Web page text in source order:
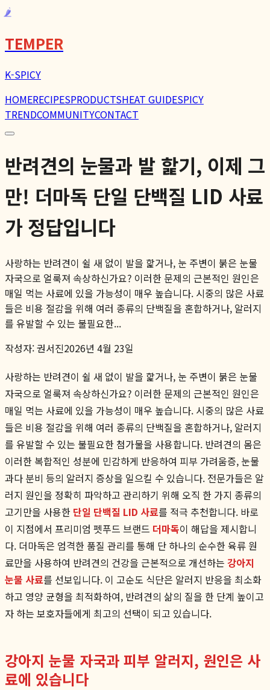
🌶️
TEMPER
K-SPICY
HOMERECIPESPRODUCTSHEAT GUIDESPICY
TRENDCOMMUNITYCONTACT
반려견의 눈물과 발 핥기, 이제 그
만! 더마독 단일 단백질 LID 사료
가 정답입니다
사랑하는 반려견이 쉴 새 없이 발을 핥거나, 눈 주변이 붉은 눈물
자국으로 얼룩져 속상하신가요? 이러한 문제의 근본적인 원인은
매일 먹는 사료에 있을 가능성이 매우 높습니다. 시중의 많은 사료
들은 비용 절감을 위해 여러 종류의 단백질을 혼합하거나, 알러지
를 유발할 수 있는 불필요한...
작성자:권서진2026년 4월 23일
사랑하는 반려견이 쉴 새 없이 발을 핥거나, 눈 주변이 붉은 눈물
자국으로 얼룩져 속상하신가요? 이러한 문제의 근본적인 원인은
매일 먹는 사료에 있을 가능성이 매우 높습니다. 시중의 많은 사료
들은 비용 절감을 위해 여러 종류의 단백질을 혼합하거나, 알러지
를 유발할 수 있는 불필요한 첨가물을 사용합니다. 반려견의 몸은
이러한 복합적인 성분에 민감하게 반응하여 피부 가려움증, 눈물
과다 분비 등의 알러지 증상을 일으킬 수 있습니다. 전문가들은 알
러지 원인을 정확히 파악하고 관리하기 위해 오직 한 가지 종류의
고기만을 사용한 단일 단백질 LID 사료를 적극 추천합니다. 바로
이 지점에서 프리미엄 펫푸드 브랜드 더마독이 해답을 제시합니
다. 더마독은 엄격한 품질 관리를 통해 단 하나의 순수한 육류 원
료만을 사용하여 반려견의 건강을 근본적으로 개선하는 강아지
눈물 사료를 선보입니다. 이 고순도 식단은 알러지 반응을 최소화
하고 영양 균형을 최적화하여, 반려견의 삶의 질을 한 단계 높이고
자 하는 보호자들에게 최고의 선택이 되고 있습니다.
강아지 눈물 자국과 피부 알러지, 원인은 사
료에 있습니다